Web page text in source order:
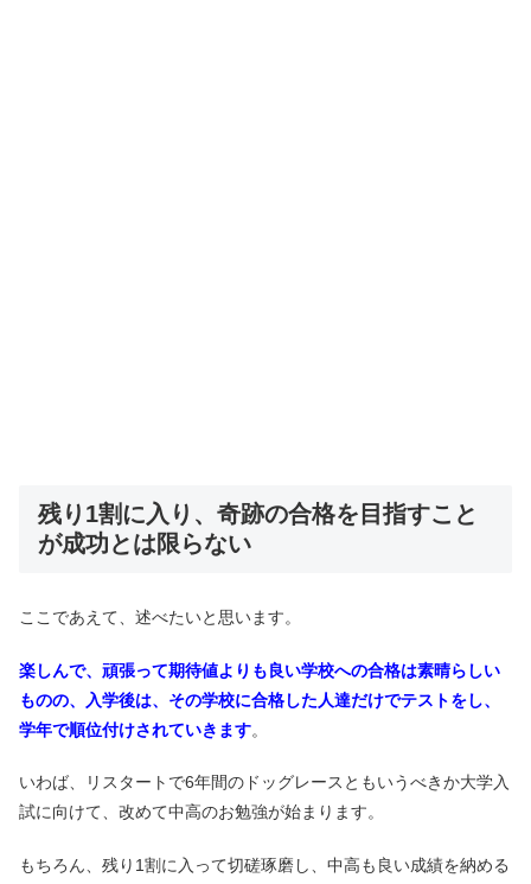
残り1割に入り、奇跡の合格を目指すこと
が成功とは限らない
ここであえて、述べたいと思います。
楽しんで、頑張って期待値よりも良い学校への合格は素晴らしい
ものの、入学後は、その学校に合格した人達だけでテストをし、
学年で順位付けされていきます。
いわば、リスタートで6年間のドッグレースともいうべきか大学入
試に向けて、改めて中高のお勉強が始まります。
もちろん、残り1割に入って切磋琢磨し、中高も良い成績を納める